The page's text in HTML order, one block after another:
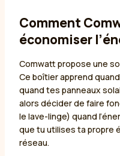
Comment
économiser
Comwatt propose une
Ce boîtier apprend
quand tes panneaux
alors décider de faire
le lave-linge) quand
que tu utilises ta propre
réseau.